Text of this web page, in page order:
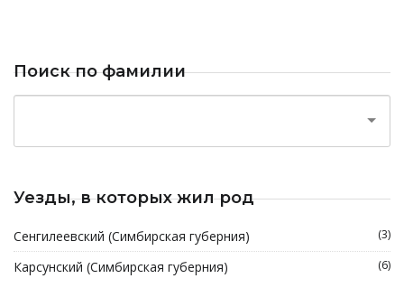
Поиск по фамилии
Уезды, в которых жил род
Сенгилеевский (Симбирская губерния) (3)
Карсунский (Симбирская губерния) (6)